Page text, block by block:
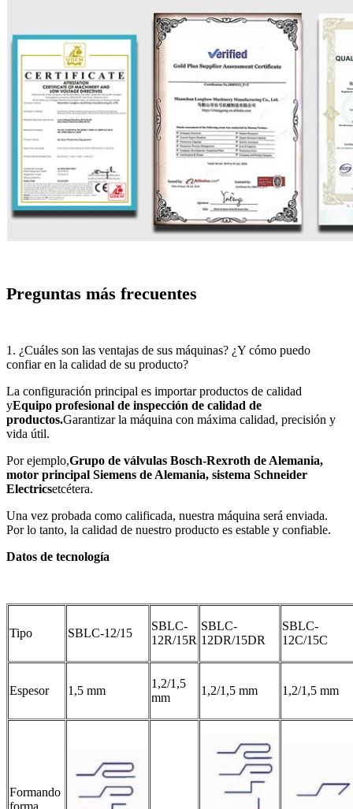
Preguntas más frecuentes
1. ¿Cuáles son las ventajas de sus máquinas? ¿Y cómo puedo
confiar en la calidad de su producto?
La configuración principal es importar productos de calidad
yEquipo profesional de inspección de calidad de
productos.Garantizar la máquina con máxima calidad, precisión y
vida útil.
Por ejemplo,Grupo de válvulas Bosch-Rexroth de Alemania,
motor principal Siemens de Alemania, sistema Schneider
Electricsetcétera.
Una vez probada como calificada, nuestra máquina será enviada.
Por lo tanto, la calidad de nuestro producto es estable y confiable.
Datos de tecnología
Tipo SBLC-12/15
SBLC-
12R/15R
SBLC-
12DR/15DR
SBLC-
12C/15C
Espesor 1,5 mm
1,2/1,5
mm
1,2/1,5 mm 1,2/1,5 mm
Formando